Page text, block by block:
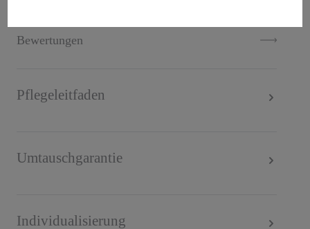
Bewertungen
Pflegeleitfaden
Umtauschgarantie
Individualisierung
Weitere Informationen finden Sie in unseren